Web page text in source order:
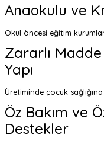
Anaokulu ve
Okul öncesi eğitim
Zararlı Madde
Yapı
Üretiminde çocuk
Öz Bakım ve
Destekler